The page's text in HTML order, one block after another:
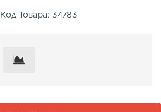
Код Товара: 34783